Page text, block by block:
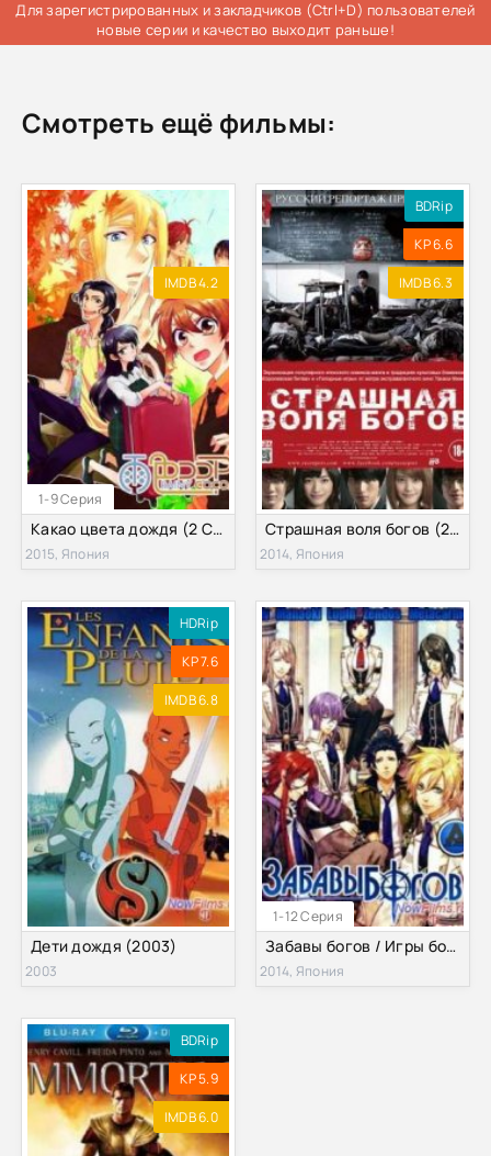
Для зарегистрированных и закладчиков (Ctrl+D) пользователей
новые серии и качество выходит раньше!
Смотреть ещё фильмы:
1-9 Серия
IMDB 4.2
Какао цвета дождя (2 Сезон) (2015)
2015, Япония
BDRip
KP 6.6
IMDB 6.3
Страшная воля богов (2014)
2014, Япония
HDRip
KP 7.6
IMDB 6.8
Дети дождя (2003)
2003
1-12 Серия
Забавы богов / Игры богов (2014)
2014, Япония
BDRip
KP 5.9
IMDB 6.0